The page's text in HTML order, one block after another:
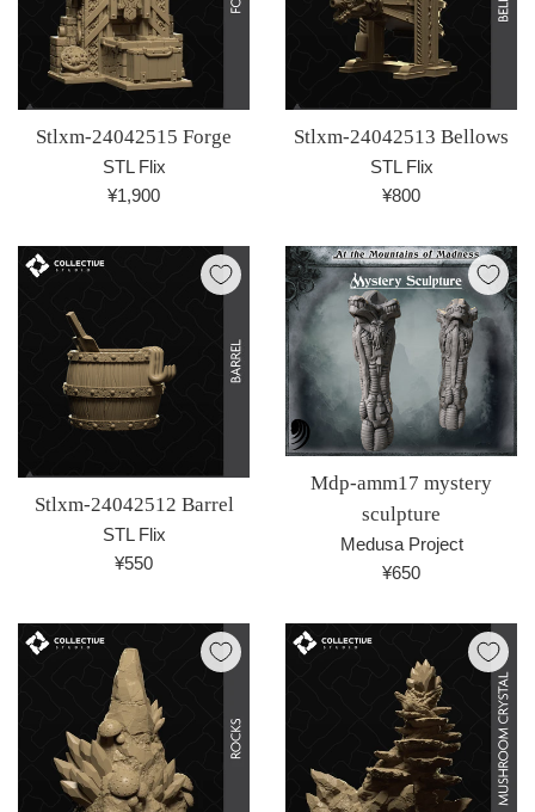
Stlxm-24042515 Forge
STL Flix
通
価
¥1,900
Stlxm-24042513 Bellows
STL Flix
通
価
格
¥800
Stlxm-24042512 Barrel
STL Flix
通
価
格
¥550
Mdp-amm17 mystery
sculpture
Medusa Project
通
価
¥650